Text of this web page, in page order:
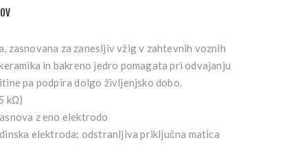
zasnovana za zanesljiv vžig v zahtevnih voznih
in bakreno jedro pomagata pri odvajanju
pa podpira dolgo življenjsko dobo.
kΩ)
z eno elektrodo
elektroda; odstranljiva priključna matica